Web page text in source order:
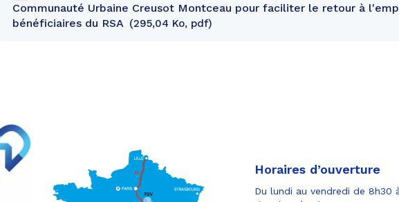
Communauté Urbaine Creusot Montceau pour faciliter le retour à
bénéficiaires du RSA
295,04 Ko, pdf
Partager
sur
Facebook
Partager
Horaires d’ouverture
Du lundi au vendredi de 8h30